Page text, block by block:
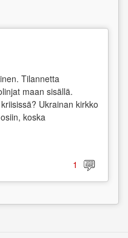
Tilannetta
maan sisällä.
Ukrainan kirkko
koska
1